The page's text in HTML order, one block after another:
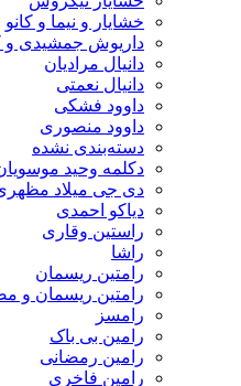
خشایار و نیما و کانو
داریوش جمشیدی و
دانیال مرادیان
دانیال نعمتی
داوود فشکی
داوود منصوری
دسته‌بندی نشده
دکلمه وحید
دی جی میلاد
دیاکو احمدی
راستین وقاری
راشا
رامتین ریسمان
رامتین ریسمان و
رامسز
رامین بی باک
رامین رمضانی
رامین فاخری